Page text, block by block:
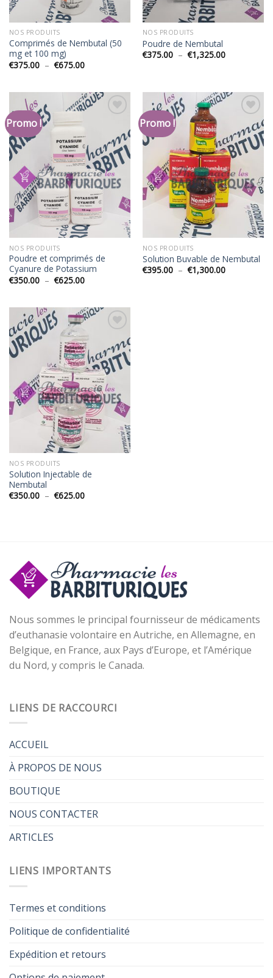
NOS PRODUITS
Comprimés de Nembutal (50
mg et 100 mg)
€375.00 – €675.00Plage
de
à
€675.00
NOS PRODUITS
Poudre de Nembutal
€375.00 – €1,325.00Plage
€1,325.00
Promo !
Add to
Wishlist
NOS PRODUITS
Poudre et comprimés de
Cyanure de Potassium
€350.00 – €625.00Plage
de
à
€625.00
Promo !
Add to
Wishlist
NOS PRODUITS
Solution Buvable de Nembutal
€395.00 – €1,300.00Plage
Add to
Wishlist
NOS PRODUITS
Solution Injectable de
Nembutal
€350.00 – €625.00Plage
de
Nous sommes le principal fournisseur de médicaments
d’euthanasie volontaire en Autriche, en Allemagne, en
Belgique, en France, aux Pays d’Europe, et l’Amérique
du Nord, y compris le Canada.
LIENS DE RACCOURCI
ACCUEIL
À PROPOS DE NOUS
BOUTIQUE
NOUS CONTACTER
ARTICLES
LIENS IMPORTANTS
Termes et conditions
Politique de confidentialité
Expédition et retours